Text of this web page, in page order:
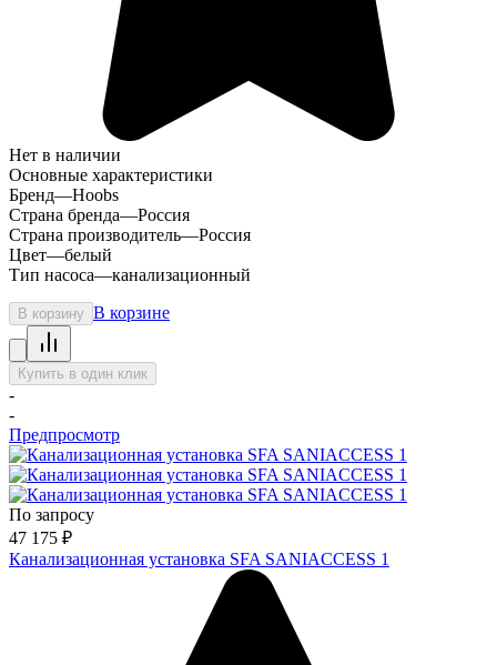
Нет в наличии
Основные характеристики
Бренд—Hoobs
Страна бренда—Россия
Страна производитель—Россия
Цвет—белый
Тип насоса—канализационный
В корзину В корзине
Купить в один клик
-
-
Предпросмотр
По запросу
47 175 ₽
Канализационная установка SFA SANIACCESS 1